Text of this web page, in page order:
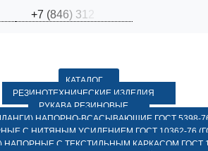
+7 (846) 31
КАТАЛОГ
РЕЗИНОТЕХНИЧЕСКИЕ ИЗДЕЛИЯ
РУКАВА РЕЗИНОВЫЕ
НАПОРНО-ВСАСЫВАЮЩИЕ ГОСТ 5398-
С НИТЯНЫМ УСИЛЕНИЕМ ГОСТ 10362-76
НАПОРНЫЕ С ТЕКСТИЛЬНЫМ КАРКАСОМ ГОСТ